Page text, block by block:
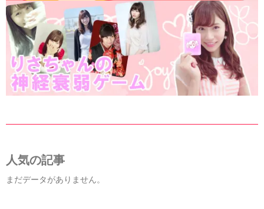
人気の記事
まだデータがありません。